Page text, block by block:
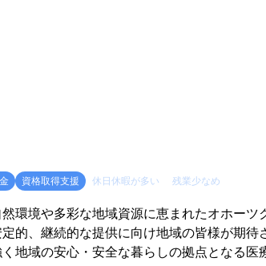
資格取得支援 休日休暇が多い 残業少なめ
環境や多彩な地域資源に恵まれたオホーツ
的、継続的な提供に向け地域の皆様が期待
地域の安心・安全な暮らしの拠点となる医